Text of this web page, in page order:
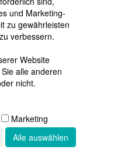
und Marketing-
zu gewährleisten
verbessern.
Website
alle anderen
nicht.
Marketing
Alle auswählen